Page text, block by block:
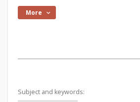
More
Subject and keywords: